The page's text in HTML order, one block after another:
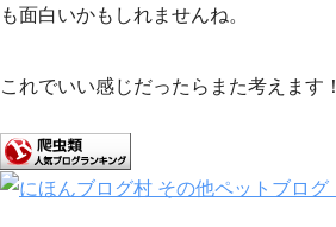
も面白いかもしれませんね。
これでいい感じだったらまた考えます！